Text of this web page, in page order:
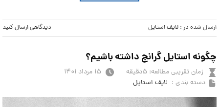
ارسال شده در : لایف استایل دیدگاهی ارسال کنید
چگونه استایل گرانج داشته باشیم؟
زمان تقریبی مطالعه: ۵دقیقه
دسته بندی : لایف استایل